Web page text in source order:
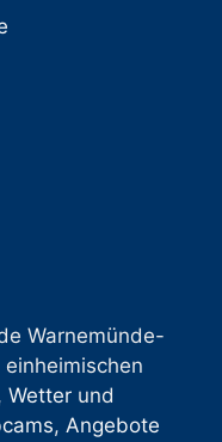
Warnemünde-
Wetter und
, Angebote